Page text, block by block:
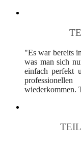
"Es war bereits
was man sich
einfach perfekt
wiederkommen.